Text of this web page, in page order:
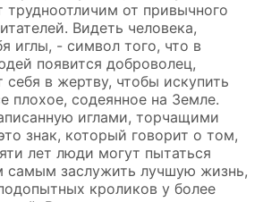
трудноотличим от привычного
Видеть человека,
иглы, - символ того, что в
появится доброволец,
себя в жертву, чтобы искупить
плохое, содеянное на Земле.
иглами, торчащими
знак, который говорит о том,
лет люди могут пытаться
самым заслужить лучшую жизнь,
кроликов у более